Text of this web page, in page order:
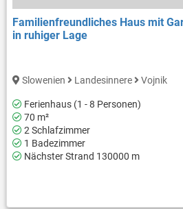
Familienfreundliches Haus mit
in ruhiger Lage
Slowenien Landesinnere Vojnik
Ferienhaus (1 - 8 Personen)
70 m²
2 Schlafzimmer
1 Badezimmer
Nächster Strand 130000 m